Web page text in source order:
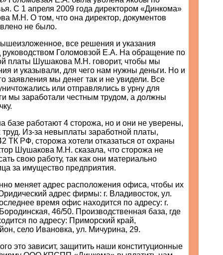
С 1 апреля 2009 года директором «Динкома»
М.Н. О том, что она директор, документов
не было.
все решения и указания
Голомовзой Е.А. На обращение по
платы Шушакова М.Н. говорит, чтобы мы
и указывали, для чего нам нужны деньги. Но и
заявления мы денег так и не увидели. Все
или отправлялись в урну для
мы заработали честным трудом, а должны
базе работают 4 сторожа, но и они не уверены,
труд. Из-за невыплаты заработной платы,
ТК РФ, сторожа хотели отказаться от охраны
Шушакова М.Н. сказала, что сторожа не
свою работу, так как они материально
за имущество предприятия.
меняет адрес расположения офиса, чтобы их
адрес фирмы: г. Владивосток, ул.
время офис находится по адресу: г.
46/50. Производственная база, где
по адресу: Приморский край,
село Ивановка, ул. Мичурина, 29.
это зависит, защитить наши конституционные